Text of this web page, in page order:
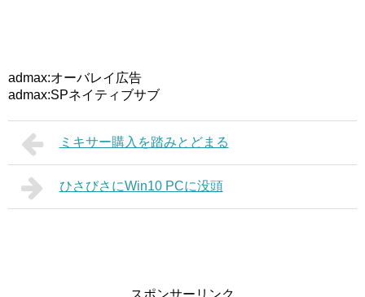
admax:オーバレイ広告
admax:SPネイティブサブ
ミキサー購入を踏みとどまる
ひさびさにWin10 PCに没頭
スポンサーリンク